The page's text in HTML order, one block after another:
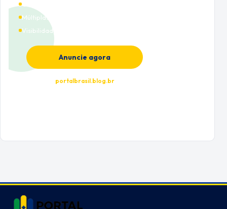
Múltiplas categorias
Visibilidade premium
Anuncie agora
portalbrasil.blog.br